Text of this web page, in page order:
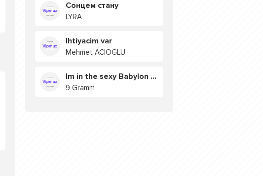
Сонцем стану
LYRA
Ihtiyacim var
Mehmet ACIOGLU
Im in the sexy Babylon БУЯ
9 Gramm